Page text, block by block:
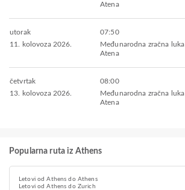
Atena
utorak
11. kolovoza 2026.
07:50
Međunarodna zračna luka
Atena
četvrtak
13. kolovoza 2026.
08:00
Međunarodna zračna luka
Atena
Popularna ruta iz Athens
Letovi od Athens do Athens
Letovi od Athens do Zurich